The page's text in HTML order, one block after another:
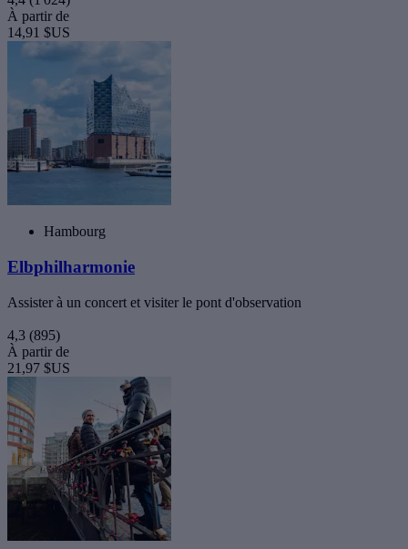
À partir de
14,91 $US
Hambourg
Elbphilharmonie
Assister à un concert et visiter le pont d'observation
4,3 (895)
À partir de
21,97 $US